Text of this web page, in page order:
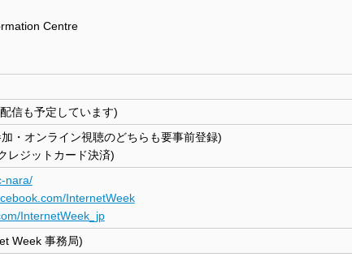
Centre
信も予定しています)
・オンライン視聴のどちらも要事前登録)
ジットカード決済)
nara/
InternetWeek
InternetWeek_jp
Week 事務局)